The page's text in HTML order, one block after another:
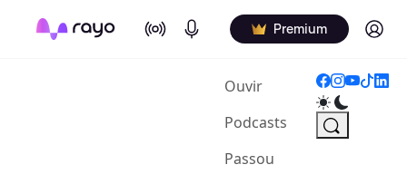
On Air Podcasts Premium Log in
Ouvir(current)
Podcasts
Passou